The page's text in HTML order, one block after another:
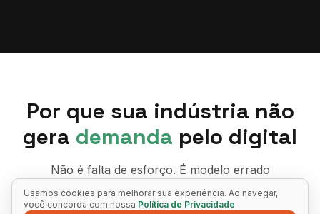
Por que sua indústria não
gera demanda pelo digital
Não é falta de esforço. É modelo errado
Usamos cookies para melhorar sua experiência. Ao navegar,
você concorda com nossa Política de Privacidade.